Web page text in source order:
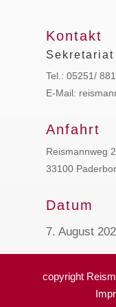
Kontakt
Sekretariat
Tel.: 05251/
E-Mail:
Anfahrt
Reismannweg 2
33100
Datum
7. August
copyright